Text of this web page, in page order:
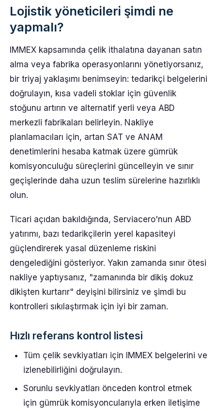
Lojistik yöneticileri şimdi ne
yapmalı?
IMMEX kapsamında çelik ithalatına dayanan satın
alma veya fabrika operasyonlarını yönetiyorsanız,
bir triyaj yaklaşımı benimseyin: tedarikçi belgelerini
doğrulayın, kısa vadeli stoklar için güvenlik
stoğunu artırın ve alternatif yerli veya ABD
merkezli fabrikaları belirleyin. Nakliye
planlamacıları için, artan SAT ve ANAM
denetimlerini hesaba katmak üzere gümrük
komisyonculuğu süreçlerini güncelleyin ve sınır
geçişlerinde daha uzun teslim sürelerine hazırlıklı
olun.
Ticari açıdan bakıldığında, Serviacero'nun ABD
yatırımı, bazı tedarikçilerin yerel kapasiteyi
güçlendirerek yasal düzenleme riskini
dengelediğini gösteriyor. Yakın zamanda sınır ötesi
nakliye yaptıysanız, "zamanında bir dikiş dokuz
dikişten kurtarır" deyişini bilirsiniz ve şimdi bu
kontrolleri sıkılaştırmak için iyi bir zaman.
Hızlı referans kontrol listesi
Tüm çelik sevkiyatları için IMMEX belgelerini ve
izlenebilirliğini doğrulayın.
Sorunlu sevkiyatları önceden kontrol etmek
için gümrük komisyoncularıyla erken iletişime